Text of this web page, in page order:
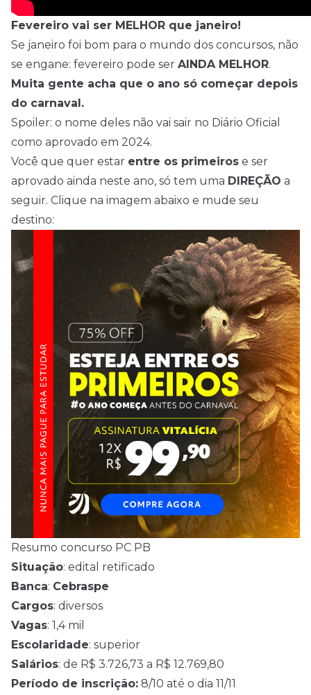
Fevereiro vai ser MELHOR que janeiro!
Se janeiro foi bom para o mundo dos concursos, não
se engane: fevereiro pode ser AINDA MELHOR.
Muita gente acha que o ano só começar depois
do carnaval.
Spoiler: o nome deles não vai sair no Diário Oficial
como aprovado em 2024.
Você que quer estar entre os primeiros e ser
aprovado ainda neste ano, só tem uma DIREÇÃO a
seguir. Clique na imagem abaixo e mude seu
destino:
Resumo concurso PC PB
Situação: edital retificado
Banca: Cebraspe
Cargos: diversos
Vagas: 1,4 mil
Escolaridade: superior
Salários: de R$ 3.726,73 a R$ 12.769,80
Período de inscrição: 8/10 até o dia 11/11